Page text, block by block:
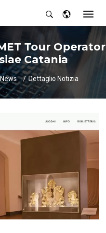
Tour Operator
Catania
News Dettaglio Notizia